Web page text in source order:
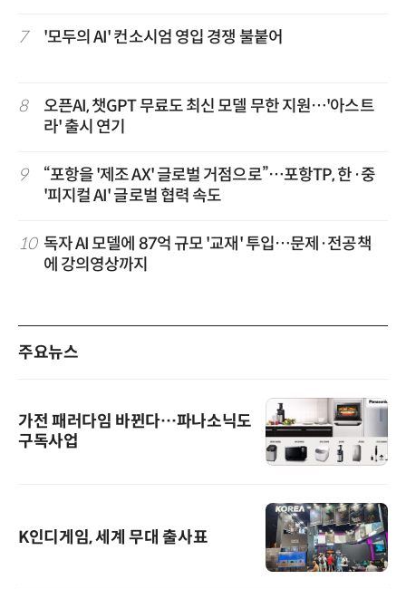
7 '모두의 AI' 컨소시엄 영입 경쟁 불붙어
8
오픈AI, 챗GPT 무료도 최신 모델 무한 지원…'아스트
라' 출시 연기
9
“포항을 '제조 AX' 글로벌 거점으로”…포항TP, 한·중
'피지컬 AI' 글로벌 협력 속도
10 독자 AI 모델에 87억 규모 '교재' 투입…문제·전공책
에 강의영상까지
주요뉴스
가전 패러다임 바뀐다…파나소닉도
구독사업
K인디게임, 세계 무대 출사표